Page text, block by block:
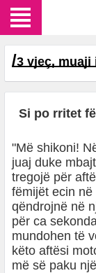
/3 vjeç, muaji
Si po rritet
"Më shikoni!
juaj duke
tregojë për
fëmijët ecin
qëndrojnë në
për ca
mundohen të
këto aftësi
më së paku